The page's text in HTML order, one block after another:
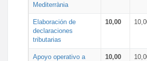
Mediterrània
Elaboración de
declaraciones
tributarias
10,00
Apoyo operativo a
10,00